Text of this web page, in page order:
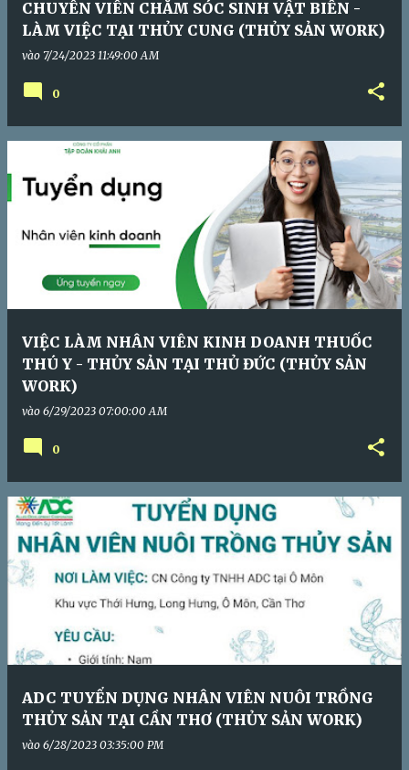
CHUYÊN VIÊN CHĂM SÓC SINH VẬT BIỂN -
LÀM VIỆC TẠI THỦY CUNG (THỦY SẢN WORK)
vào 7/24/2023 11:49:00 AM
0
VIỆC LÀM NHÂN VIÊN KINH DOANH THUỐC
THÚ Y - THỦY SẢN TẠI THỦ ĐỨC (THỦY SẢN
WORK)
vào 6/29/2023 07:00:00 AM
0
ADC TUYỂN DỤNG NHÂN VIÊN NUÔI TRỒNG
THỦY SẢN TẠI CẦN THƠ (THỦY SẢN WORK)
vào 6/28/2023 03:35:00 PM